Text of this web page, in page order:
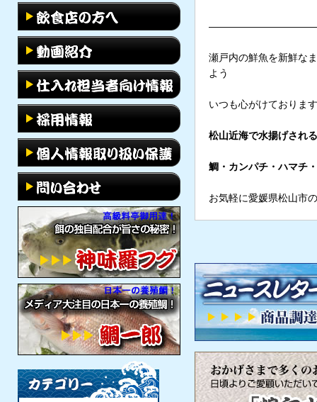
瀬戸内の鮮魚を新鮮な
よう
いつも心がけておりま
松山近海で水揚げされ
鯛・カンパチ・ハマチ
お気軽に愛媛県松山市